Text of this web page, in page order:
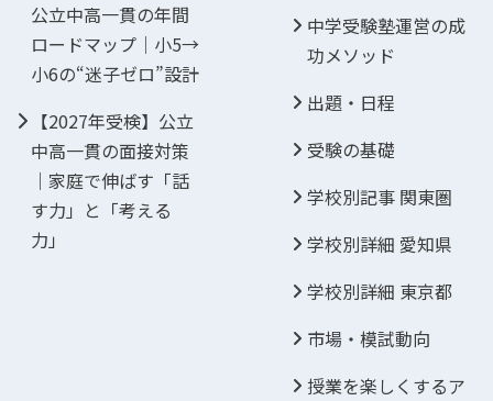
公立中高一貫の年間
ロードマップ｜小5→
小6の“迷子ゼロ”設計
【2027年受検】公立
中高一貫の面接対策
｜家庭で伸ばす「話
す力」と「考える
力」
中学受験塾運営の成
功メソッド
出題・日程
受験の基礎
学校別記事 関東圏
学校別詳細 愛知県
学校別詳細 東京都
市場・模試動向
授業を楽しくするア